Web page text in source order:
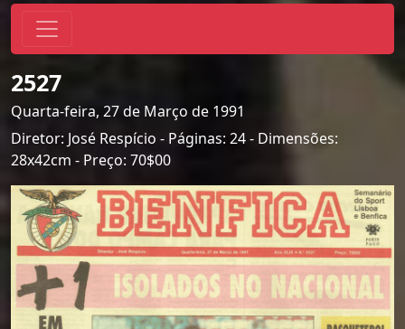
2527
Quarta-feira, 27 de Março de 1991
Diretor: José Respício - Páginas: 24 - Dimensões:
28x42cm - Preço: 70$00